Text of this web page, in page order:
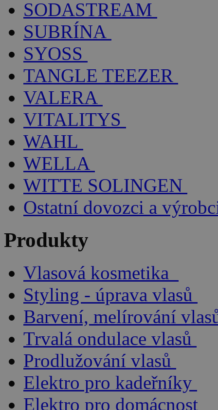
SODASTREAM
SUBRÍNA
SYOSS
TANGLE TEEZER
VALERA
VITALITYS
WAHL
WELLA
WITTE SOLINGEN
Ostatní dovozci a
Produkty
Vlasová kosmetika
Styling - úprava vlasů
Barvení, melírování
Trvalá ondulace vlasů
Prodlužování vlasů
Elektro pro kadeřníky
Elektro pro domácnost